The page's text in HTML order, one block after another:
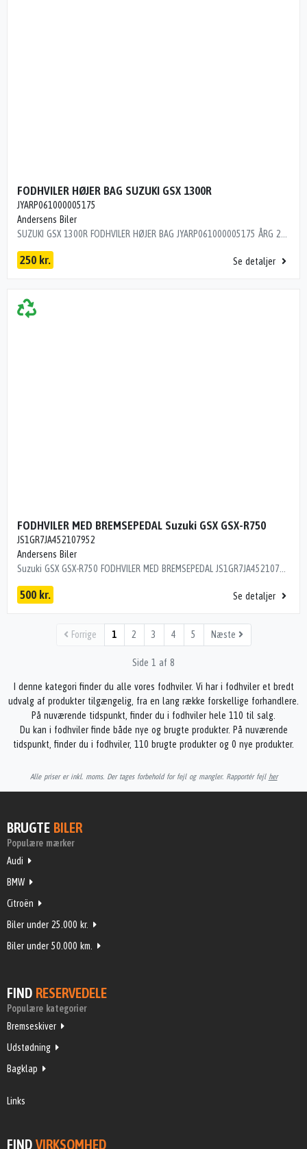
FODHVILER HØJER BAG SUZUKI GSX 1300R
JYARP061000005175
Andersens Biler
SUZUKI GSX 1300R FODHVILER HØJER BAG JYARP061000005175 ÅRG 2005 KM 30500
250 kr. Se detaljer
FODHVILER MED BREMSEPEDAL Suzuki GSX GSX-R750
JS1GR7JA452107952
Andersens Biler
500 kr. Se detaljer
Forrige 1 2 3 4 5 Næste
Side 1 af 8
I denne kategori finder du alle vores fodhviler. Vi har i fodhviler et bredt
udvalg af produkter tilgængelig, fra en lang række forskellige forhandlere.
På nuværende tidspunkt, finder du i fodhviler hele 110 til salg.
Du kan i fodhviler finde både nye og brugte produkter. På nuværende
tidspunkt, finder du i fodhviler, 110 brugte produkter og 0 nye produkter.
Alle priser er inkl. moms. Der tages forbehold for fejl og mangler. Rapportér fejl her
BRUGTE BILER
Populære mærker
Audi
BMW
Citroën
Biler under 25.000 kr.
Biler under 50.000 km.
FIND RESERVEDELE
Populære kategorier
Bremseskiver
Udstødning
Bagklap
Links
FIND VIRKSOMHED